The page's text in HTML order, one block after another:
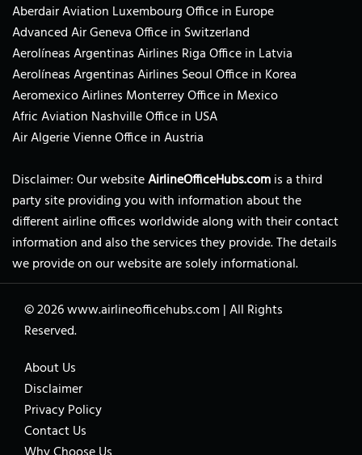
Aberdair Aviation Luxembourg Office in Europe
Advanced Air Geneva Office in Switzerland
Aerolíneas Argentinas Airlines Riga Office in Latvia
Aerolíneas Argentinas Airlines Seoul Office in Korea
Aeromexico Airlines Monterrey Office in Mexico
Afric Aviation Nashville Office in USA
Air Algerie Vienne Office in Austria
Disclaimer: Our websiteAirlineOfficeHubs.comis a third
party site providing you with information about the
different airline offices worldwide along with their contact
information and also the services they provide. The details
we provide on our website are solely informational.
© 2026www.airlineofficehubs.com |All Rights
Reserved.
About Us
Disclaimer
Privacy Policy
Contact Us